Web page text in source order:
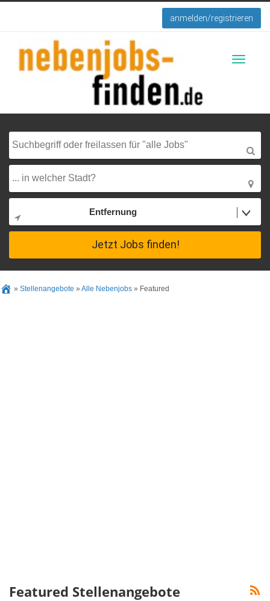
anmelden/registrieren
Entfernung
Jetzt Jobs finden!
» Stellenangebote » Alle Nebenjobs » Featured
Featured Stellenangebote